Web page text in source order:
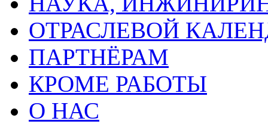
ОТРАСЛЕВОЙ
ПАРТНЁРАМ
КРОМЕ РАБОТЫ
О НАС